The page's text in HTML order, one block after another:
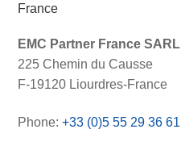
France
EMC Partner France SARL
225 Chemin du Causse
F-19120 Liourdres-France
Phone:+33 (0)5 55 29 36 61